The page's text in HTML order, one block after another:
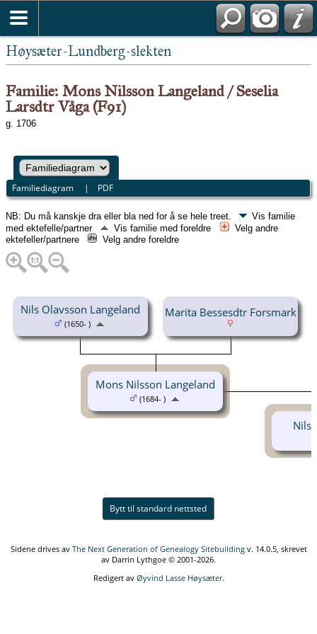
Høysæter-Lundberg-slekten
Familie: Mons Nilsson Langeland / Seselia
Larsdtr Våga (F91)
g. 1706
Familiediagram | PDF
NB: Du må kanskje dra eller bla ned for å se hele treet.
Vis familie
med ektefelle/partner
Vis familie med foreldre
Velg andre
ektefeller/partnere
Velg andre foreldre
Nils Olavsson Langeland
(1650- )
Marita Bessesdtr Forsmark
Mons Nilsson Langeland
(1684- )
Nils
Bytt til standard nettsted
Sidene drives av The Next Generation of Genealogy Sitebuildingv. 14.0.5, skrevet
av Darrin Lythgoe © 2001-2026.
Redigert av Øyvind Lasse Høysæter.